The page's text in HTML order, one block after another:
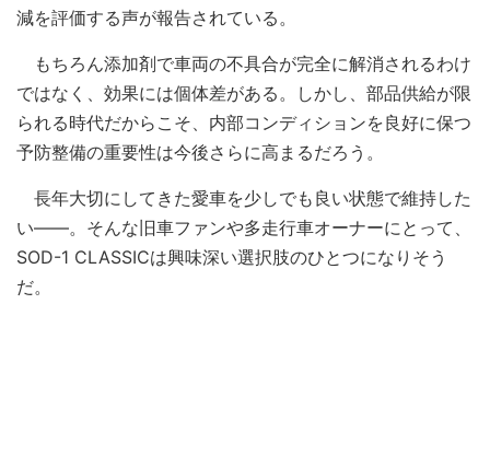
減を評価する声が報告されている。
もちろん添加剤で車両の不具合が完全に解消されるわけ
ではなく、効果には個体差がある。しかし、部品供給が限
られる時代だからこそ、内部コンディションを良好に保つ
予防整備の重要性は今後さらに高まるだろう。
長年大切にしてきた愛車を少しでも良い状態で維持した
い――。そんな旧車ファンや多走行車オーナーにとって、
SOD-1 CLASSICは興味深い選択肢のひとつになりそう
だ。